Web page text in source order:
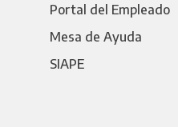
Portal del Empleado
Mesa de Ayuda
SIAPE